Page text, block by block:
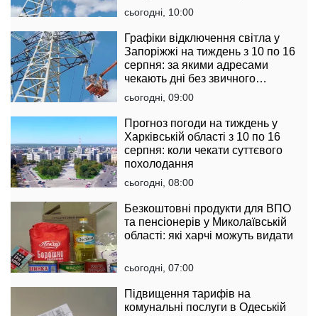
сьогодні, 10:00
Графіки відключення світла у
Запоріжжі на тиждень з 10 по 16
серпня: за якими адресами
чекають дні без звичного
комфорту
сьогодні, 09:00
Прогноз погоди на тиждень у
Харківській області з 10 по 16
серпня: коли чекати суттєвого
похолодання
сьогодні, 08:00
Безкоштовні продукти для ВПО
та пенсіонерів у Миколаївській
області: які харчі можуть видати
сьогодні, 07:00
Підвищення тарифів на
комунальні послуги в Одеській